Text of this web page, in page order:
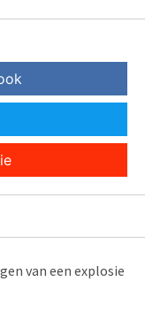
van een explosie